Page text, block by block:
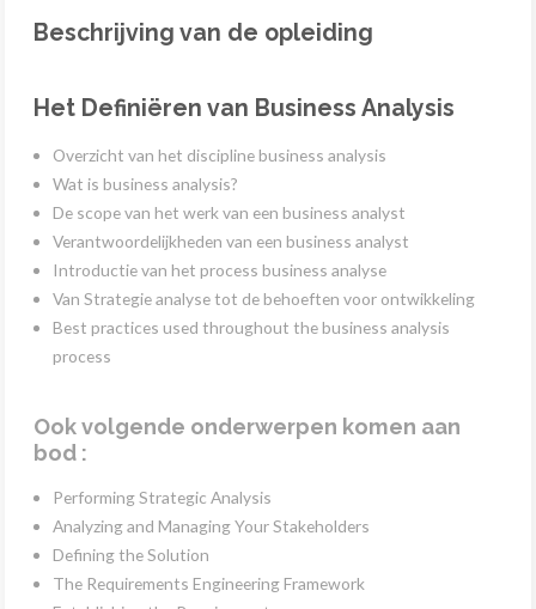
Beschrijving van de opleiding
Het Definiëren van Business Analysis
Overzicht van het discipline business analysis
Wat is business analysis?
De scope van het werk van een business analyst
Verantwoordelijkheden van een business analyst
Introductie van het process business analyse
Van Strategie analyse tot de behoeften voor ontwikkeling
Best practices used throughout the business analysis
process
Ook volgende onderwerpen komen aan
bod :
Performing Strategic Analysis
Analyzing and Managing Your Stakeholders
Defining the Solution
The Requirements Engineering Framework